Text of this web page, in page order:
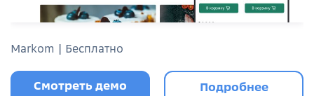
Markom | Бесплатно
Смотреть демо Подробнее